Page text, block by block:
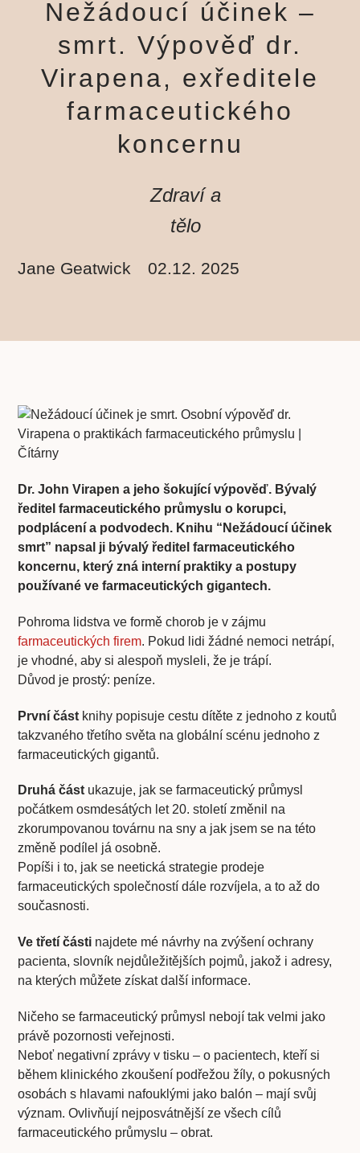
Nežádoucí účinek –
smrt. Výpověď dr.
Virapena, exředitele
farmaceutického
koncernu
Zdraví a
tělo
Jane Geatwick 02.12. 2025
Dr. John Virapen a jeho šokující výpověď. Bývalý
ředitel farmaceutického průmyslu o korupci,
podplácení a podvodech. Knihu “Nežádoucí účinek
smrt” napsal ji bývalý ředitel farmaceutického
koncernu, který zná interní praktiky a postupy
používané ve farmaceutických gigantech.
Pohroma lidstva ve formě chorob je v zájmu
farmaceutických firem. Pokud lidi žádné nemoci netrápí,
je vhodné, aby si alespoň mysleli, že je trápí.
Důvod je prostý: peníze.
První část knihy popisuje cestu dítěte z jednoho z koutů
takzvaného třetího světa na globální scénu jednoho z
farmaceutických gigantů.
Druhá část ukazuje, jak se farmaceutický průmysl
počátkem osmdesátých let 20. století změnil na
zkorumpovanou továrnu na sny a jak jsem se na této
změně podílel já osobně.
Popíši i to, jak se neetická strategie prodeje
farmaceutických společností dále rozvíjela, a to až do
současnosti.
Ve třetí části najdete mé návrhy na zvýšení ochrany
pacienta, slovník nejdůležitějších pojmů, jakož i adresy,
na kterých můžete získat další informace.
Ničeho se farmaceutický průmysl nebojí tak velmi jako
právě pozornosti veřejnosti.
Neboť negativní zprávy v tisku – o pacientech, kteří si
během klinického zkoušení podřežou žíly, o pokusných
osobách s hlavami nafouklými jako balón – mají svůj
význam. Ovlivňují nejposvátnější ze všech cílů
farmaceutického průmyslu – obrat.